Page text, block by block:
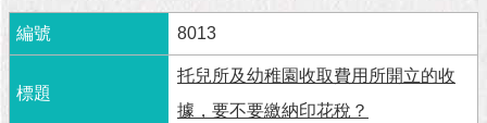
聯
絡
們
8013
托兒所及幼稚園收取費用所開立的收
據，要不要繳納印花稅？